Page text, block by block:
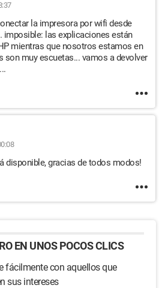
la impresora por wifi desde
imposible: las explicaciones están
mientras que nosotros estamos en
son muy escuetas... vamos a devolver
disponible, gracias de todos modos!
EN UNOS POCOS CLICS
fácilmente con aquellos que
sus intereses